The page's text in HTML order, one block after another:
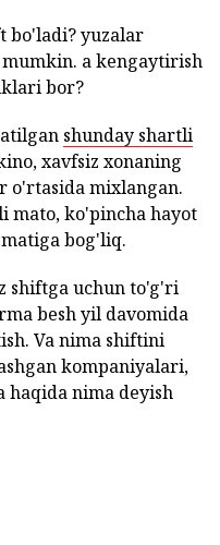
bo'ladi? yuzalar
a kengaytirish
bor?
shunday shartli
xavfsiz xonaning
o'rtasida mixlangan.
mato, ko'pincha hayot
bog'liq.
shiftga uchun to'g'ri
besh yil davomida
Va nima shiftini
kompaniyalari,
nima deyish